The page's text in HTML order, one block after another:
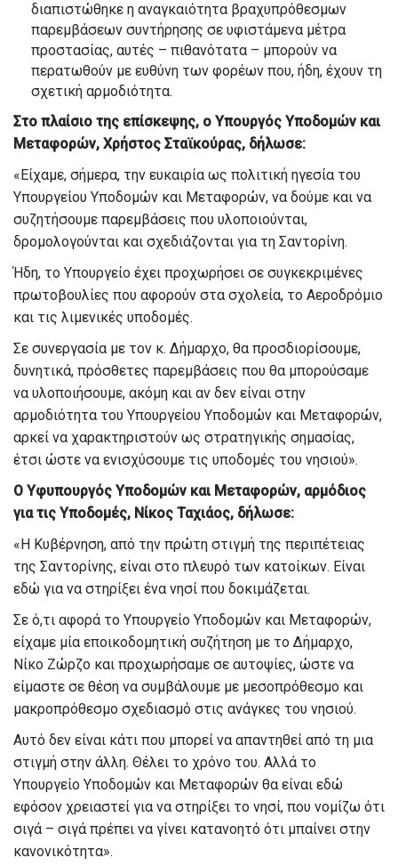
διαπιστώθηκε η αναγκαιότητα βραχυπρόθεσμων
παρεμβάσεων συντήρησης σε υφιστάμενα μέτρα
προστασίας, αυτές – πιθανότατα – μπορούν να
περατωθούν με ευθύνη των φορέων που, ήδη, έχουν τη
σχετική αρμοδιότητα.
Στο πλαίσιο της επίσκεψης, ο Υπουργός Υποδομών και
Μεταφορών, Χρήστος Σταϊκούρας, δήλωσε:
«Είχαμε, σήμερα, την ευκαιρία ως πολιτική ηγεσία του
Υπουργείου Υποδομών και Μεταφορών, να δούμε και να
συζητήσουμε παρεμβάσεις που υλοποιούνται,
δρομολογούνται και σχεδιάζονται για τη Σαντορίνη.
Ήδη, το Υπουργείο έχει προχωρήσει σε συγκεκριμένες
πρωτοβουλίες που αφορούν στα σχολεία, το Αεροδρόμιο
και τις λιμενικές υποδομές.
Σε συνεργασία με τον κ. Δήμαρχο, θα προσδιορίσουμε,
δυνητικά, πρόσθετες παρεμβάσεις που θα μπορούσαμε
να υλοποιήσουμε, ακόμη και αν δεν είναι στην
αρμοδιότητα του Υπουργείου Υποδομών και Μεταφορών,
αρκεί να χαρακτηριστούν ως στρατηγικής σημασίας,
έτσι ώστε να ενισχύσουμε τις υποδομές του νησιού».
Ο Υφυπουργός Υποδομών και Μεταφορών, αρμόδιος
για τις Υποδομές, Νίκος Ταχιάος, δήλωσε:
«Η Κυβέρνηση, από την πρώτη στιγμή της περιπέτειας
της Σαντορίνης, είναι στο πλευρό των κατοίκων. Είναι
εδώ για να στηρίξει ένα νησί που δοκιμάζεται.
Σε ό,τι αφορά το Υπουργείο Υποδομών και Μεταφορών,
είχαμε μία εποικοδομητική συζήτηση με το Δήμαρχο,
Νίκο Ζώρζο και προχωρήσαμε σε αυτοψίες, ώστε να
είμαστε σε θέση να συμβάλουμε με μεσοπρόθεσμο και
μακροπρόθεσμο σχεδιασμό στις ανάγκες του νησιού.
Αυτό δεν είναι κάτι που μπορεί να απαντηθεί από τη μια
στιγμή στην άλλη. Θέλει το χρόνο του. Αλλά το
Υπουργείο Υποδομών και Μεταφορών θα είναι εδώ
εφόσον χρειαστεί για να στηρίξει το νησί, που νομίζω ότι
σιγά – σιγά πρέπει να γίνει κατανοητό ότι μπαίνει στην
κανονικότητα».